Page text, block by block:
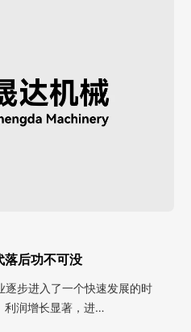
落后功不可没
逐步进入了一个快速发展的时
利润增长显著，进…